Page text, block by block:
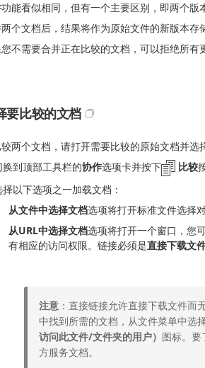
功能看似相同，但有一个主要区别，即两个版
个文档后，结果将作为原始文件的新版本存
不需要合并正在比较的文档，可以拒绝所有
要比较的文档
两个文档，请打开需要比较的原始文档并选
换到顶部工具栏的协作选项卡并按下 比较
择以下选项之一加载文档：
从文件中选择文档选项将打开标准文件选择
从URL中选择文档选项将打开一个窗口，您
有相应的访问权限。链接必须是直接下载文
注意 ：直接链接允许直接下载文件
中找到所需的文档，从文件菜单中选
访问此文件/文件夹的用户） 图标。要
方服务文档。